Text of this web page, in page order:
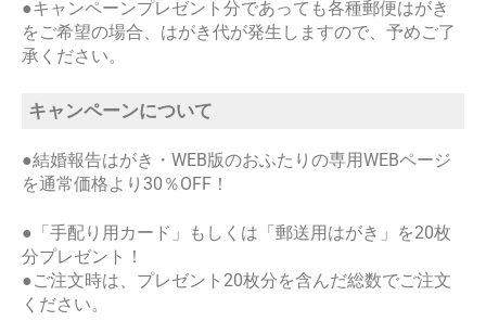
●キャンペーンプレゼント分であっても各種郵便はがき
をご希望の場合、はがき代が発生しますので、予めご了
承ください。
キャンペーンについて
●結婚報告はがき・WEB版のおふたりの専用WEBページ
を通常価格より30％OFF！
●「手配り用カード」もしくは「郵送用はがき」を20枚
分プレゼント！
●ご注文時は、プレゼント20枚分を含んだ総数でご注文
ください。